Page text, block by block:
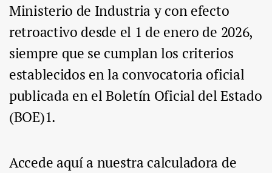
Ministerio de Industria y con efecto
retroactivo desde el 1 de enero de 2026,
siempre que se cumplan los criterios
establecidos en la convocatoria oficial
publicada en el Boletín Oficial del Estado
(BOE)1.
Accede aquí a nuestra calculadora de